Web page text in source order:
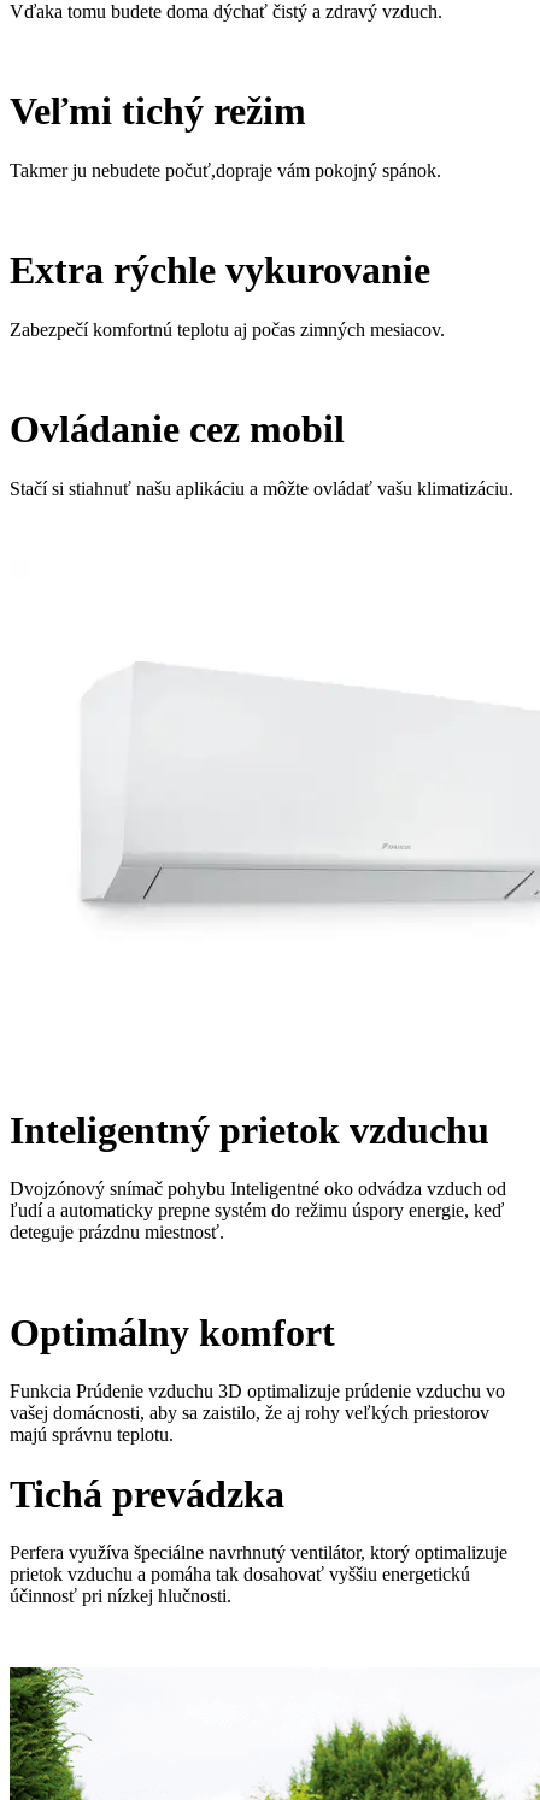
Vďaka tomu budete doma dýchať čistý a zdravý vzduch.
Veľmi tichý režim
Takmer ju nebudete počuť,dopraje vám pokojný spánok.
Extra rýchle vykurovanie
Zabezpečí komfortnú teplotu aj počas zimných mesiacov.
Ovládanie cez mobil
Stačí si stiahnuť našu aplikáciu a môžte ovládať vašu klimatizáciu.
Inteligentný prietok vzduchu
Dvojzónový snímač pohybu Inteligentné oko odvádza vzduch od
ľudí a automaticky prepne systém do režimu úspory energie, keď
deteguje prázdnu miestnosť.
Optimálny komfort
Funkcia Prúdenie vzduchu 3D optimalizuje prúdenie vzduchu vo
vašej domácnosti, aby sa zaistilo, že aj rohy veľkých priestorov
majú správnu teplotu.
Tichá prevádzka
Perfera využíva špeciálne navrhnutý ventilátor, ktorý optimalizuje
prietok vzduchu a pomáha tak dosahovať vyššiu energetickú
účinnosť pri nízkej hlučnosti.